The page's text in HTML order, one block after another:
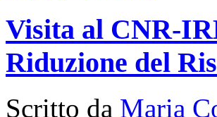
Visita al CNR-
Riduzione del
Scritto da Maria